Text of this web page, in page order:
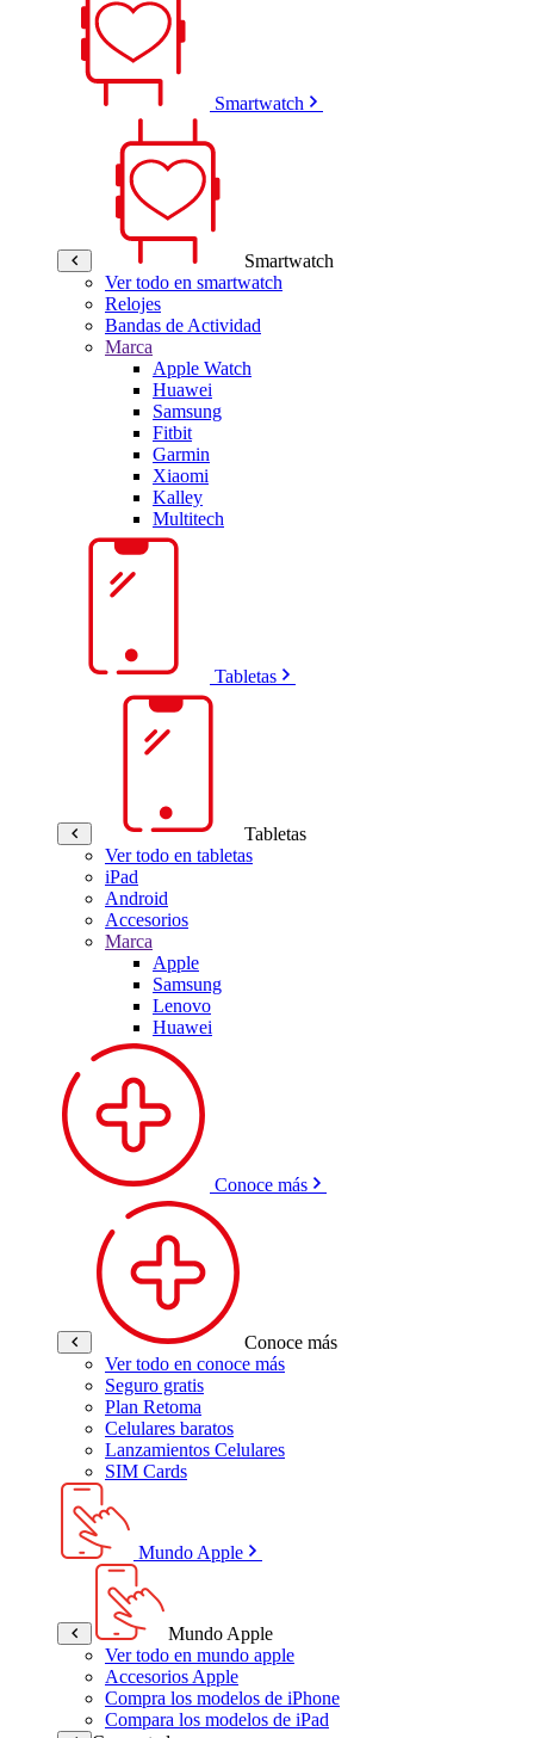
Smartwatch
Smartwatch
Ver todo en smartwatch
Relojes
Bandas de Actividad
Marca
Apple Watch
Huawei
Samsung
Fitbit
Garmin
Xiaomi
Kalley
Multitech
Tabletas
Tabletas
Ver todo en tabletas
iPad
Android
Accesorios
Marca
Apple
Samsung
Lenovo
Huawei
Conoce más
Conoce más
Ver todo en conoce más
Seguro gratis
Plan Retoma
Celulares baratos
Lanzamientos Celulares
SIM Cards
Mundo Apple
Mundo Apple
Ver todo en mundo apple
Accesorios Apple
Compra los modelos de iPhone
Compara los modelos de iPad